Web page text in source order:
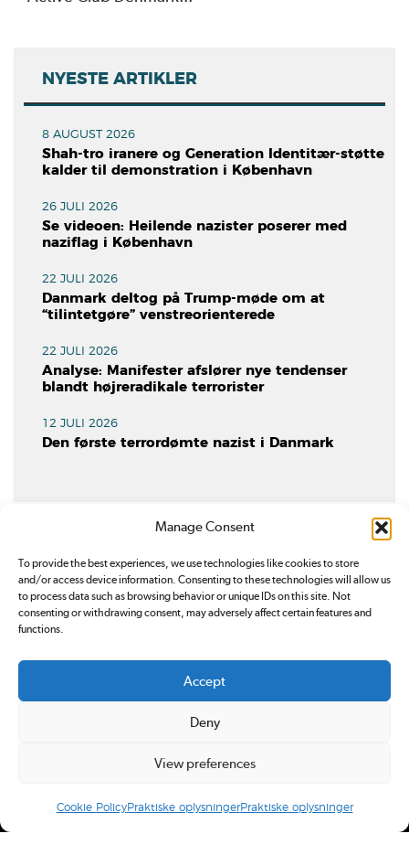
Manage Consent
To provide the best experiences, we use technologies like cookies to store
and/or access device information. Consenting to these technologies will allow us
to process data such as browsing behavior or unique IDs on this site. Not
consenting or withdrawing consent, may adversely affect certain features and
functions.
Accept
Deny
View preferences
Cookie PolicyPraktiske oplysningerPraktiske oplysninger
NYESTE ARTIKLER
8 AUGUST 2026
Shah-tro iranere og Generation Identitær-støtte
kalder til demonstration i København
26 JULI 2026
Se videoen: Heilende nazister poserer med
naziflag i København
22 JULI 2026
Danmark deltog på Trump-møde om at
“tilintetgøre” venstreorienterede
22 JULI 2026
Analyse: Manifester afslører nye tendenser
blandt højreradikale terrorister
12 JULI 2026
Den første terrordømte nazist i Danmark
indhold på redox.dk ved at sende en
Ansvarshavende redaktør: Simon Bünger
CVR: 34766959.
Design og udvikling:Rabotnik.coop